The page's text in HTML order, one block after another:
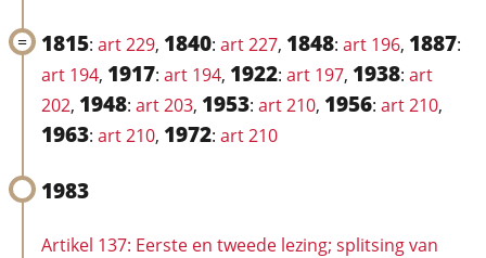
1815: art 229, 1840: art 227, 1848: art 196, 1887:
art 194, 1917: art 194, 1922: art 197, 1938: art
202, 1948: art 203, 1953: art 210, 1956: art 210,
1963: art 210, 1972: art 210
1983
Artikel 137: Eerste en tweede lezing; splitsing van